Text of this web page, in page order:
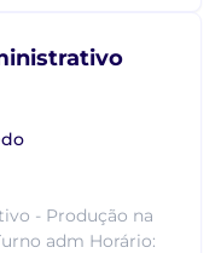
- Produção na
adm Horário: